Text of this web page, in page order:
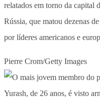
relatados em torno da capital
Rússia, que matou dezenas
por líderes americanos e
Pierre Crom/Getty Images